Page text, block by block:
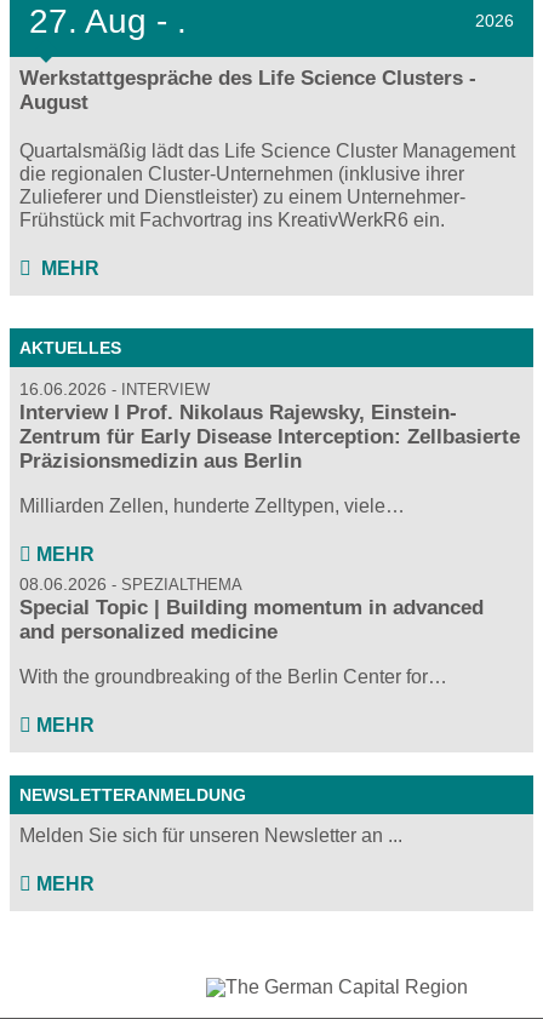
27. Aug - . 2026
Werkstattgespräche des Life Science Clusters -
August
Quartalsmäßig lädt das Life Science Cluster Management
die regionalen Cluster-Unternehmen (inklusive ihrer
Zulieferer und Dienstleister) zu einem Unternehmer-
Frühstück mit Fachvortrag ins KreativWerkR6 ein.
MEHR
AKTUELLES
16.06.2026 INTERVIEW
Interview I Prof. Nikolaus Rajewsky, Einstein-
Zentrum für Early Disease Interception: Zellbasierte
Präzisionsmedizin aus Berlin
Milliarden Zellen, hunderte Zelltypen, viele…
MEHR
08.06.2026 SPEZIALTHEMA
Special Topic | Building momentum in advanced
and personalized medicine
With the groundbreaking of the Berlin Center for…
MEHR
NEWSLETTERANMELDUNG
Melden Sie sich für unseren Newsletter an ...
MEHR